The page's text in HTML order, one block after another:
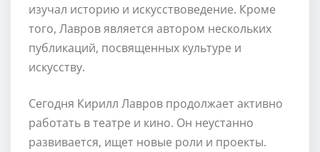
изучал историю и искусствоведение. Кроме
того, Лавров является автором нескольких
публикаций, посвященных культуре и
искусству.
Сегодня Кирилл Лавров продолжает активно
работать в театре и кино. Он неустанно
развивается, ищет новые роли и проекты.